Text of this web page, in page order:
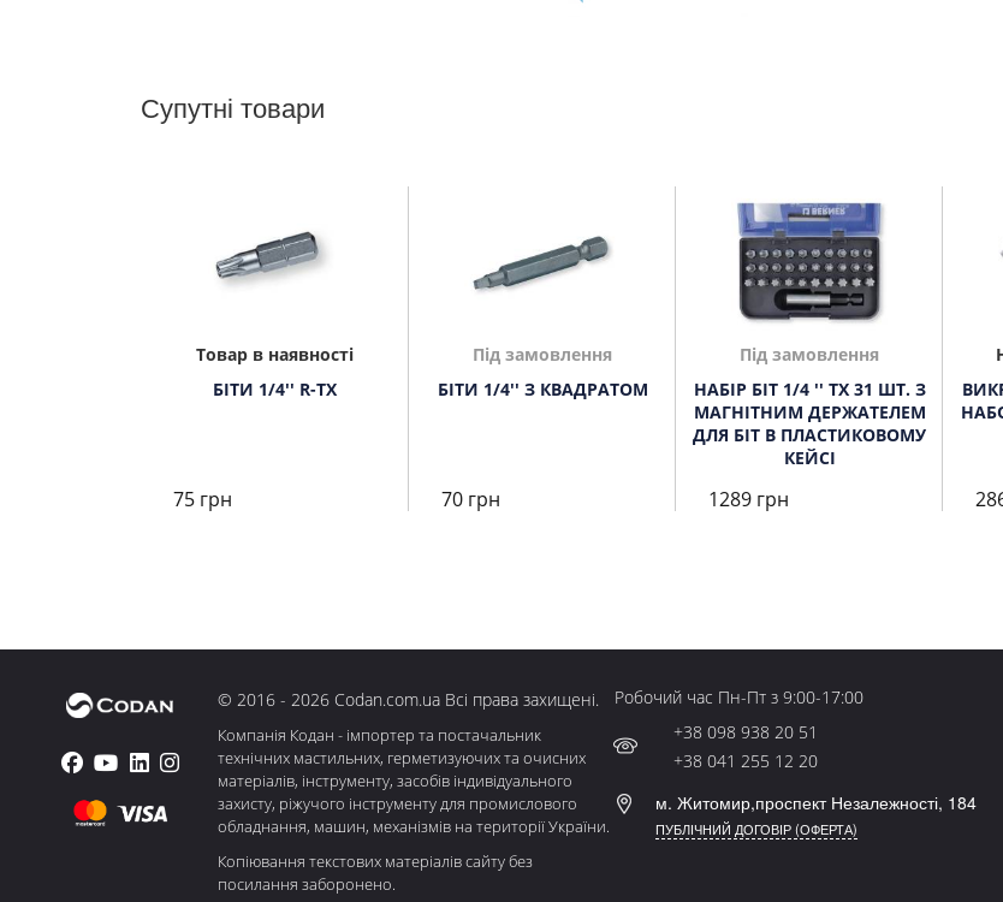
Супутні товари
Товар в наявності
БІТИ 1/4'' R-ТХ
75 грн
Під замовлення
БІТИ 1/4'' З КВАДРАТОМ
70 грн
Під замовлення
НАБІР БІТ 1/4 '' TX 31 ШТ. З
МАГНІТНИМ ДЕРЖАТЕЛЕМ
ДЛЯ БІТ В ПЛАСТИКОВОМУ
КЕЙСІ
1289 грн
© 2016 - 2026 Codan.com.ua Всі права захищені.
Компанія Кодан - імпортер та постачальник
технічних мастильних, герметизуючих та очисних
матеріалів, інструменту, засобів індивідуального
захисту, ріжучого інструменту для промислового
обладнання, машин, механізмів на території України.
Копіювання текстових матеріалів сайту без
посилання заборонено.
Робочий час Пн-Пт з 9:00-17:00
+38 098 938 20 51
+38 041 255 12 20
м. Житомир,проспект Незалежності, 184
ПУБЛІЧНИЙ ДОГОВІР (ОФЕРТА)